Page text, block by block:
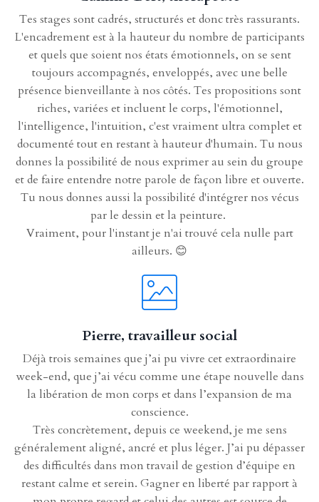
Tes stages sont cadrés, structurés et donc très rassurants.
L'encadrement est à la hauteur du nombre de participants
et quels que soient nos états émotionnels, on se sent
toujours accompagnés, enveloppés, avec une belle
présence bienveillante à nos côtés. Tes propositions sont
riches, variées et incluent le corps, l'émotionnel,
l'intelligence, l'intuition, c'est vraiment ultra complet et
documenté tout en restant à hauteur d'humain. Tu nous
donnes la possibilité de nous exprimer au sein du groupe
et de faire entendre notre parole de façon libre et ouverte.
Tu nous donnes aussi la possibilité d'intégrer nos vécus
par le dessin et la peinture.
Vraiment, pour l'instant je n'ai trouvé cela nulle part
ailleurs. 😊
Pierre, travailleur social
Déjà trois semaines que j’ai pu vivre cet extraordinaire
week-end, que j’ai vécu comme une étape nouvelle dans
la libération de mon corps et dans l’expansion de ma
conscience.
Très concrètement, depuis ce weekend, je me sens
généralement aligné, ancré et plus léger. J’ai pu dépasser
des difficultés dans mon travail de gestion d’équipe en
restant calme et serein. Gagner en liberté par rapport à